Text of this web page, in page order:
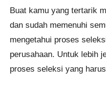
Buat kamu yang tertarik
dan sudah memenuhi
mengetahui proses
perusahaan. Untuk lebih
proses seleksi yang